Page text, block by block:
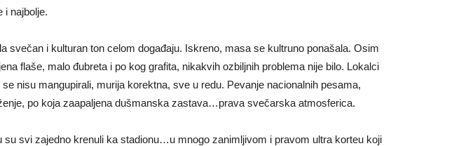
i najbolje.
svečan i kulturan ton celom događaju. Iskreno, masa se kultruno ponašala. Osim
flaše, malo đubreta i po kog grafita, nikakvih ozbiljnih problema nije bilo. Lokalci
nisu mangupirali, murija korektna, sve u redu. Pevanje nacionalnih pesama,
po koja zaapaljena dušmanska zastava…prava svečarska atmosferica.
su svi zajedno krenuli ka stadionu…u mnogo zanimljivom i pravom ultra korteu koji